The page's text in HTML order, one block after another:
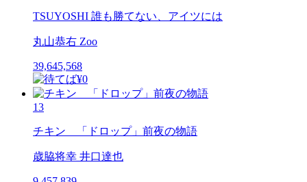
TSUYOSHI 誰も勝てない、アイツには
丸山恭右 Zoo
39,645,568
13
チキン 「ドロップ」前夜の物語
歳脇将幸 井口達也